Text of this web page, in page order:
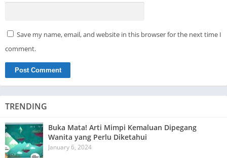
Save my name, email, and website in this browser for the next time I
comment.
TRENDING
Buka Mata! Arti Mimpi Kemaluan Dipegang
Wanita yang Perlu Diketahui
January 6, 2024